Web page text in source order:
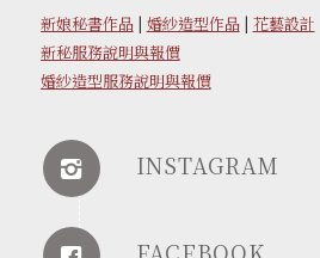
新娘秘書作品| 婚紗造型作品| 花藝設計
新秘服務說明與報價
婚紗造型服務說明與報價
INSTAGRAM
FACEBOOK